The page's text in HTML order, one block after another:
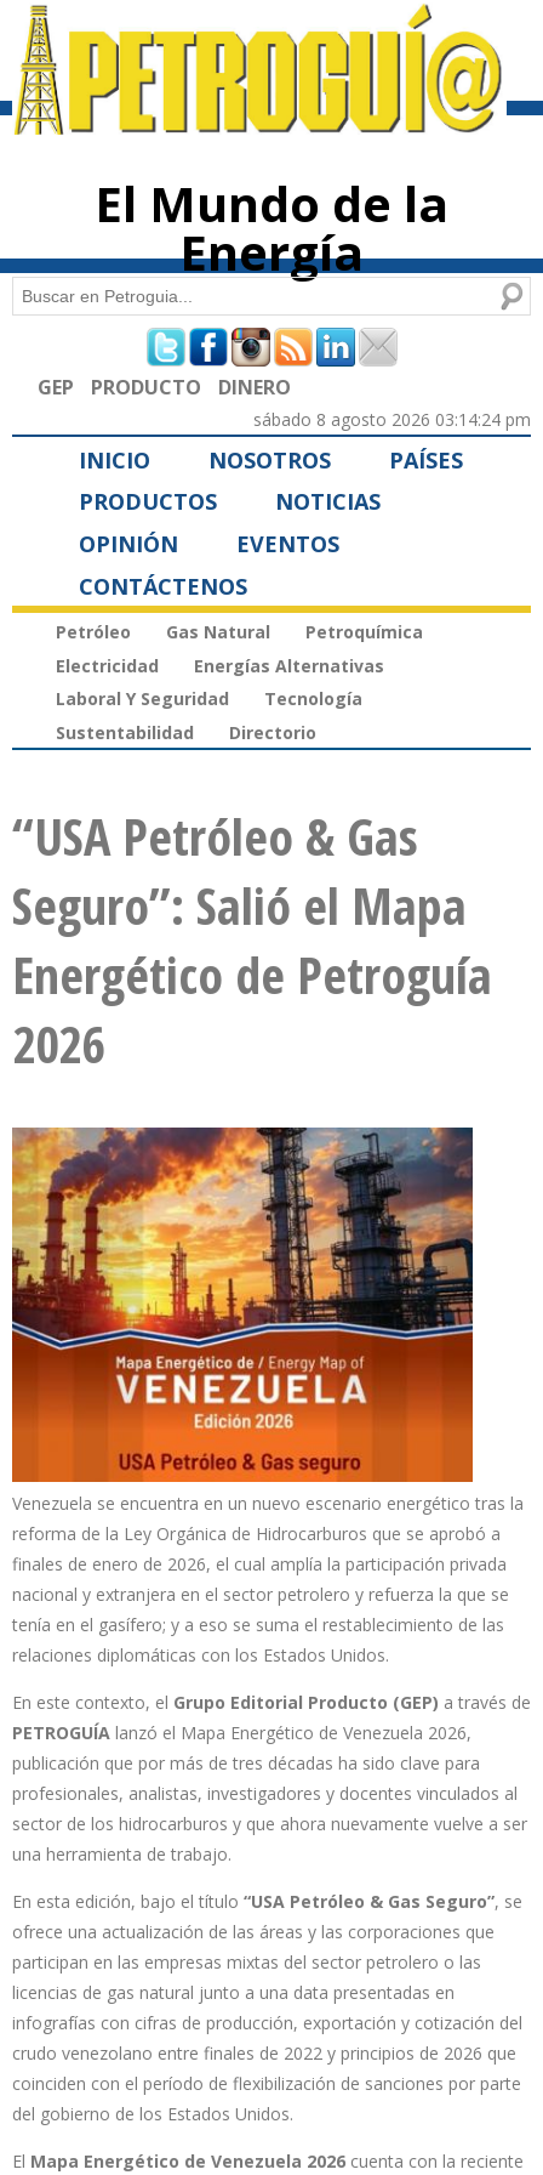
contenido
El Mundo de la
Energía
Formulario de búsqueda
Buscar
GEP PRODUCTO DINERO
sábado 8 agosto 2026 03:14:24 pm
INICIO NOSOTROS
PAÍSES
PRODUCTOS
NOTICIAS
OPINIÓN
EVENTOS
CONTÁCTENOS
Petróleo Gas Natural
Petroquímica
Electricidad
Energías Alternativas
Laboral Y Seguridad
Tecnología
Sustentabilidad
Directorio
“USA Petróleo & Gas
Seguro”: Salió el Mapa
Energético de Petroguía
2026
Venezuela se encuentra en un nuevo escenario energético tras la
reforma de la Ley Orgánica de Hidrocarburos que se aprobó a
finales de enero de 2026, el cual amplía la participación privada
nacional y extranjera en el sector petrolero y refuerza la que se
tenía en el gasífero; y a eso se suma el restablecimiento de las
relaciones diplomáticas con los Estados Unidos.
En este contexto, el Grupo Editorial Producto (GEP) a través de
PETROGUÍA lanzó el Mapa Energético de Venezuela 2026,
publicación que por más de tres décadas ha sido clave para
profesionales, analistas, investigadores y docentes vinculados al
sector de los hidrocarburos y que ahora nuevamente vuelve a ser
una herramienta de trabajo.
En esta edición, bajo el título “USA Petróleo & Gas Seguro”, se
ofrece una actualización de las áreas y las corporaciones que
participan en las empresas mixtas del sector petrolero o las
licencias de gas natural junto a una data presentadas en
infografías con cifras de producción, exportación y cotización del
crudo venezolano entre finales de 2022 y principios de 2026 que
coinciden con el período de flexibilización de sanciones por parte
del gobierno de los Estados Unidos.
El Mapa Energético de Venezuela 2026 cuenta con la reciente